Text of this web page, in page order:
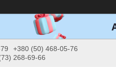
+380 (50) 468-05-76
268-69-66